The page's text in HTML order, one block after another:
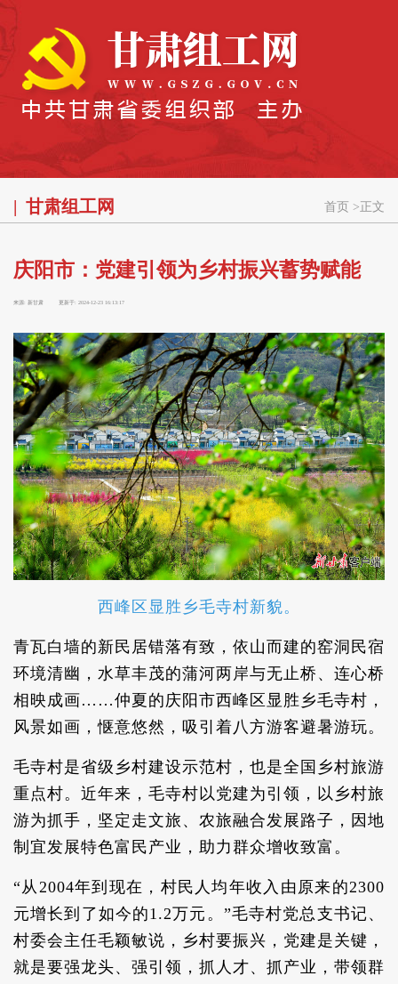
甘肃组工网 首页 > 正文
庆阳市：党建引领为乡村振兴蓄势赋能
来源: 新甘肃 更新于: 2024-12-23 16:13:17
西峰区显胜乡毛寺村新貌。
青瓦白墙的新民居错落有致，依山而建的窑洞民宿
环境清幽，水草丰茂的蒲河两岸与无止桥、连心桥
相映成画……仲夏的庆阳市西峰区显胜乡毛寺村，
风景如画，惬意悠然，吸引着八方游客避暑游玩。
毛寺村是省级乡村建设示范村，也是全国乡村旅游
重点村。近年来，毛寺村以党建为引领，以乡村旅
游为抓手，坚定走文旅、农旅融合发展路子，因地
制宜发展特色富民产业，助力群众增收致富。
“从2004年到现在，村民人均年收入由原来的2300
元增长到了如今的1.2万元。”毛寺村党总支书记、
村委会主任毛颖敏说，乡村要振兴，党建是关键，
就是要强龙头、强引领，抓人才、抓产业，带领群